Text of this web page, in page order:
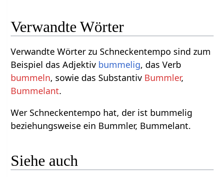
Verwandte Wörter
Verwandte Wörter zu Schneckentempo sind zum
Beispiel das Adjektiv bummelig, das Verb
bummeln, sowie das Substantiv Bummler,
Bummelant.
Wer Schneckentempo hat, der ist bummelig
beziehungsweise ein Bummler, Bummelant.
Siehe auch